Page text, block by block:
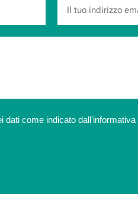
dati come indicato